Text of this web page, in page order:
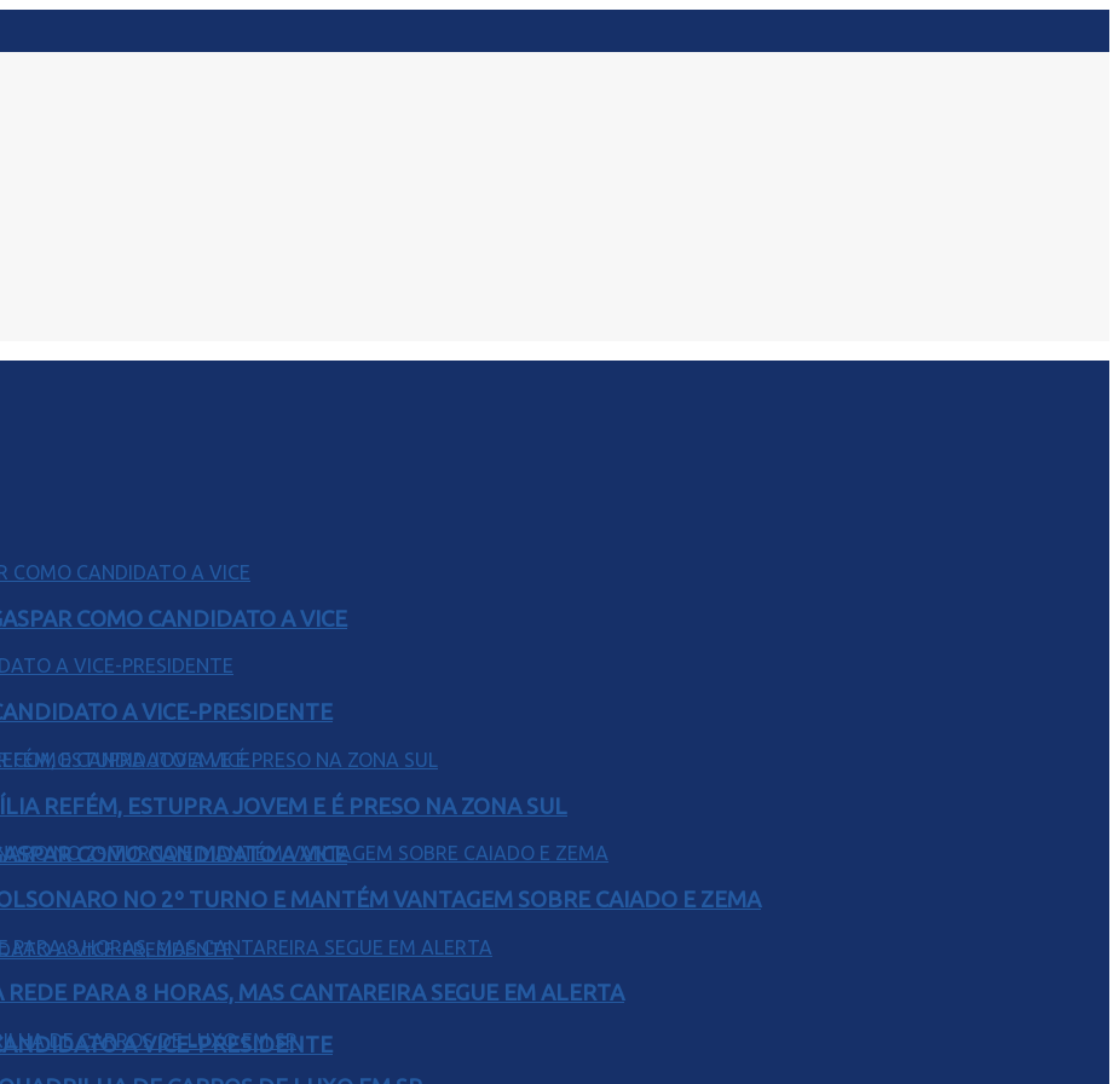
COMO CANDIDATO A VICE
A VICE-PRESIDENTE
COMO CANDIDATO A VICE
A VICE-PRESIDENTE
REFÉM, ESTUPRA JOVEM E É PRESO NA ZONA SUL
NO 2º TURNO E MANTÉM VANTAGEM SOBRE CAIADO E ZEMA
PARA 8 HORAS, MAS CANTAREIRA SEGUE EM ALERTA